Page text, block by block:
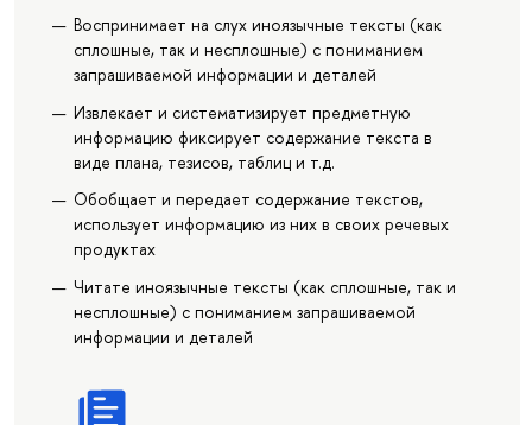
Воспринимает на слух иноязычные тексты (как
сплошные, так и несплошные) с пониманием
запрашиваемой информации и деталей
Извлекает и систематизирует предметную
информацию фиксирует содержание текста в
виде плана, тезисов, таблиц и т.д.
Обобщает и передает содержание текстов,
использует информацию из них в своих речевых
продуктах
Читате иноязычные тексты (как сплошные, так и
несплошные) с пониманием запрашиваемой
информации и деталей